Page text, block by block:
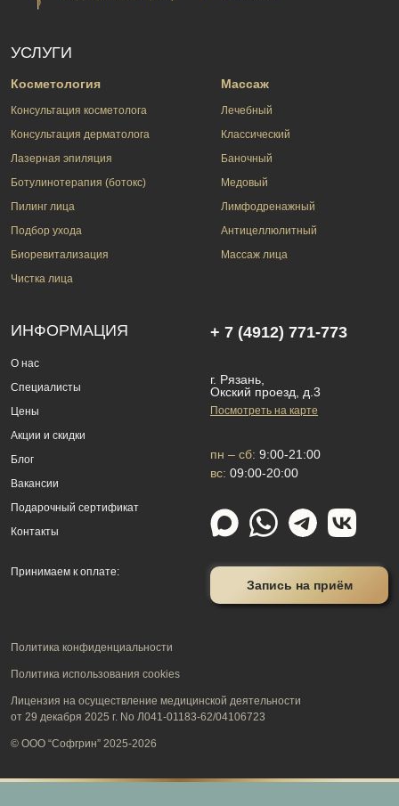
Политика конфиденциальности
Политика использования cookies
Лицензия на осуществление медицинской деятельности
от 29 декабря 2025 г. No Л041-01183-62/04106723
© ООО “Софгрин” 2025-2026
УСЛУГИ
Косметология
Консультация косметолога
Консультация дерматолога
Лазерная эпиляция
Ботулинотерапия (ботокс)
Пилинг лица
Подбор ухода
Биоревитализация
Чистка лица
Массаж
Лечебный
Классический
Баночный
Медовый
Лимфодренажный
Антицеллюлитный
Массаж лица
ИНФОРМАЦИЯ
О нас
Специалисты
Цены
Акции и скидки
Блог
Вакансии
Подарочный сертификат
Контакты
Принимаем к оплате:
+ 7 (4912) 771-773
г. Рязань,
Окский проезд, д.3
Посмотреть на карте
пн – сб: 9:00-21:00
вс: 09:00-20:00
Запись на приём